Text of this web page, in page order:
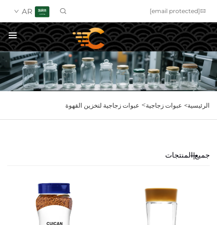
[email protected]
AR
احصل على عرض سعر
الرئيسية> عبوات زجاجية> عبوات زجاجية لتخزين القهوة
جميع المنتجات